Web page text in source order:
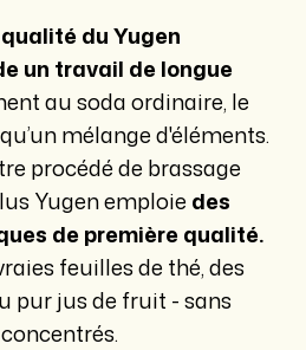
du Yugen
un travail de longue
au soda ordinaire, le
mélange d'éléments.
procédé de brassage
Yugen emploie des
de première qualité.
feuilles de thé, des
pur jus de fruit - sans